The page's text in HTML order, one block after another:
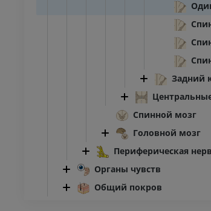
Задний
Спинной мозг
Головной мозг
Периферическая
Органы чувств
Общий покров